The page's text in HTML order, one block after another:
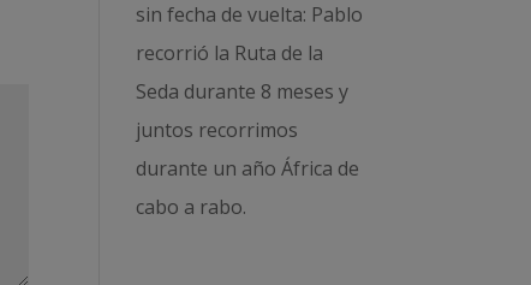
sin fecha de vuelta: Pablo
recorrió la Ruta de la
Seda durante 8 meses y
juntos recorrimos
durante un añoÁfrica de
cabo a rabo.